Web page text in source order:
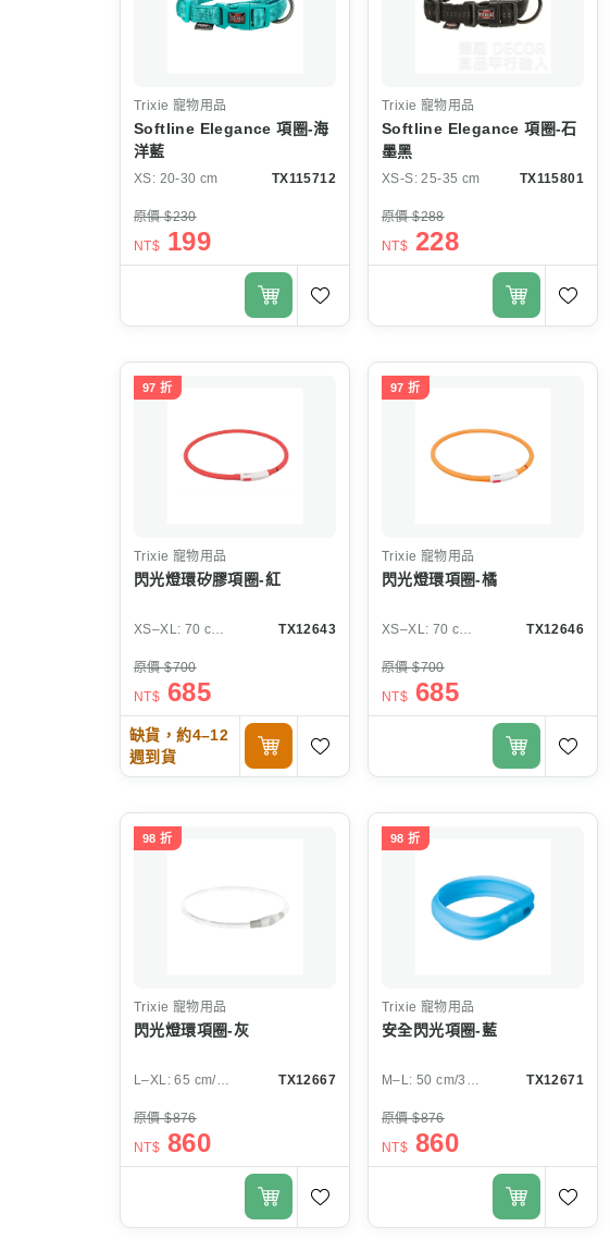
Trixie 寵物用品
Softline Elegance 項圈-海
洋藍
XS: 20-30 cm TX115712
原價 $230
NT$ 199
Trixie 寵物用品
Softline Elegance 項圈-石
墨黑
XS-S: 25-35 cm TX115801
原價 $288
NT$ 228
97 折
Trixie 寵物用品
閃光燈環矽膠項圈-紅
TX12643
原價 $700
NT$ 685
缺貨，約4–12
週到貨
97 折
Trixie 寵物用品
閃光燈環項圈-橘
TX12646
原價 $700
NT$ 685
98 折
Trixie 寵物用品
閃光燈環項圈-灰
L–XL: 65 cm/ø 8 mm TX12667
原價 $876
NT$ 860
98 折
Trixie 寵物用品
安全閃光項圈-藍
TX12671
原價 $876
NT$ 860